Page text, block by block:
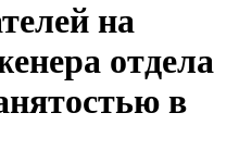
на
отдела
в